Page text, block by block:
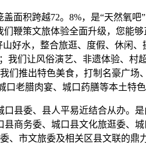
积跨越72。8%，是“天然氧吧”
鞭策文旅体验全面升级，您能
好水，整合旅逛、度假、休闲、
我们让风俗演艺、非遗体验、村
们推出特色美食，打制名豪广场
口老腊肉宴、城口药膳等本土特
委、县人平易近结合从办。是
商务委、城口县文化旅逛委、
、市文旅委及相关区县文联的鼎